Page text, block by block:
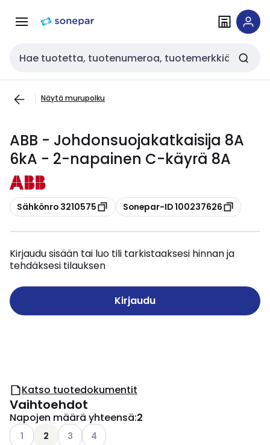
navigointiinsisältöön
Haku
Näytä murupolku
ABB - Johdonsuojakatkaisija 8A
6kA - 2-napainen C-käyrä 8A
Kopioi
Sähkönro 3210575 Kopioi
Sonepar-ID 100237626
Kirjaudu sisään tai luo tili tarkistaaksesi hinnan ja
tehdäksesi tilauksen
Kirjaudu
Katso tuotedokumentit
Vaihtoehdot
Napojen määrä yhteensä:2
Katso käytettävissä olevat vaihtoehdot
1 2 Katso käytettävissä olevat vaihtoehdot
3 Katso käytettävissä olevat vaihtoehdot
4